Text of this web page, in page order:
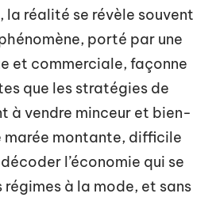
réalité se révèle souvent
porté par une
et commerciale, façonne
que les stratégies de
à vendre minceur et bien-
marée montante, difficile
l’économie qui se
à la mode, et sans